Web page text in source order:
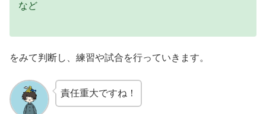
など
をみて判断し、練習や試合を行っていきます。
責任重大ですね！